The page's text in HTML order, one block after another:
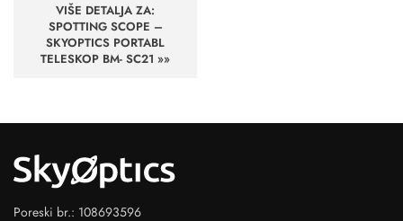
VIŠE DETALJA ZA:
SPOTTING SCOPE –
SKYOPTICS PORTABL
TELESKOP BM- SC21 »»
Poreski br.: 108693596